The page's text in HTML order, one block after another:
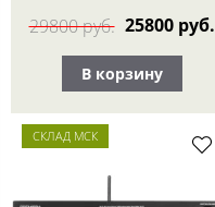
29800 руб. 25800 руб.
В корзину
СКЛАД МСК